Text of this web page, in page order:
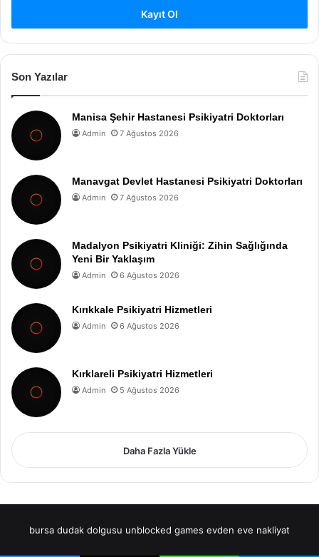
Kayıt Ol
Son Yazılar
Manisa Şehir Hastanesi Psikiyatri Doktorları
Admin 7 Ağustos 2026
Manavgat Devlet Hastanesi Psikiyatri Doktorları
Admin 7 Ağustos 2026
Madalyon Psikiyatri Kliniği: Zihin Sağlığında
Yeni Bir Yaklaşım
Admin 6 Ağustos 2026
Kırıkkale Psikiyatri Hizmetleri
Admin 6 Ağustos 2026
Kırklareli Psikiyatri Hizmetleri
Admin 5 Ağustos 2026
Daha Fazla Yükle
bursa dudak dolgusu unblocked games evden eve nakliyat